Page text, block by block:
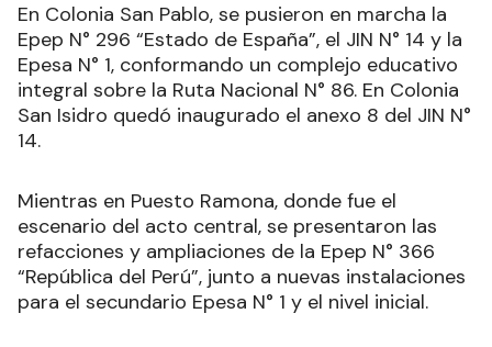
En Colonia San Pablo, se pusieron en marcha la
Epep N° 296 “Estado de España”, el JIN N° 14 y la
Epesa N° 1, conformando un complejo educativo
integral sobre la Ruta Nacional N° 86. En Colonia
San Isidro quedó inaugurado el anexo 8 del JIN N°
14.
Mientras en Puesto Ramona, donde fue el
escenario del acto central, se presentaron las
refacciones y ampliaciones de la Epep N° 366
“República del Perú”, junto a nuevas instalaciones
para el secundario Epesa N° 1 y el nivel inicial.